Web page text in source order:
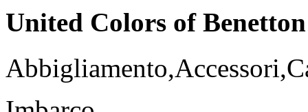
United Colors of Benetton